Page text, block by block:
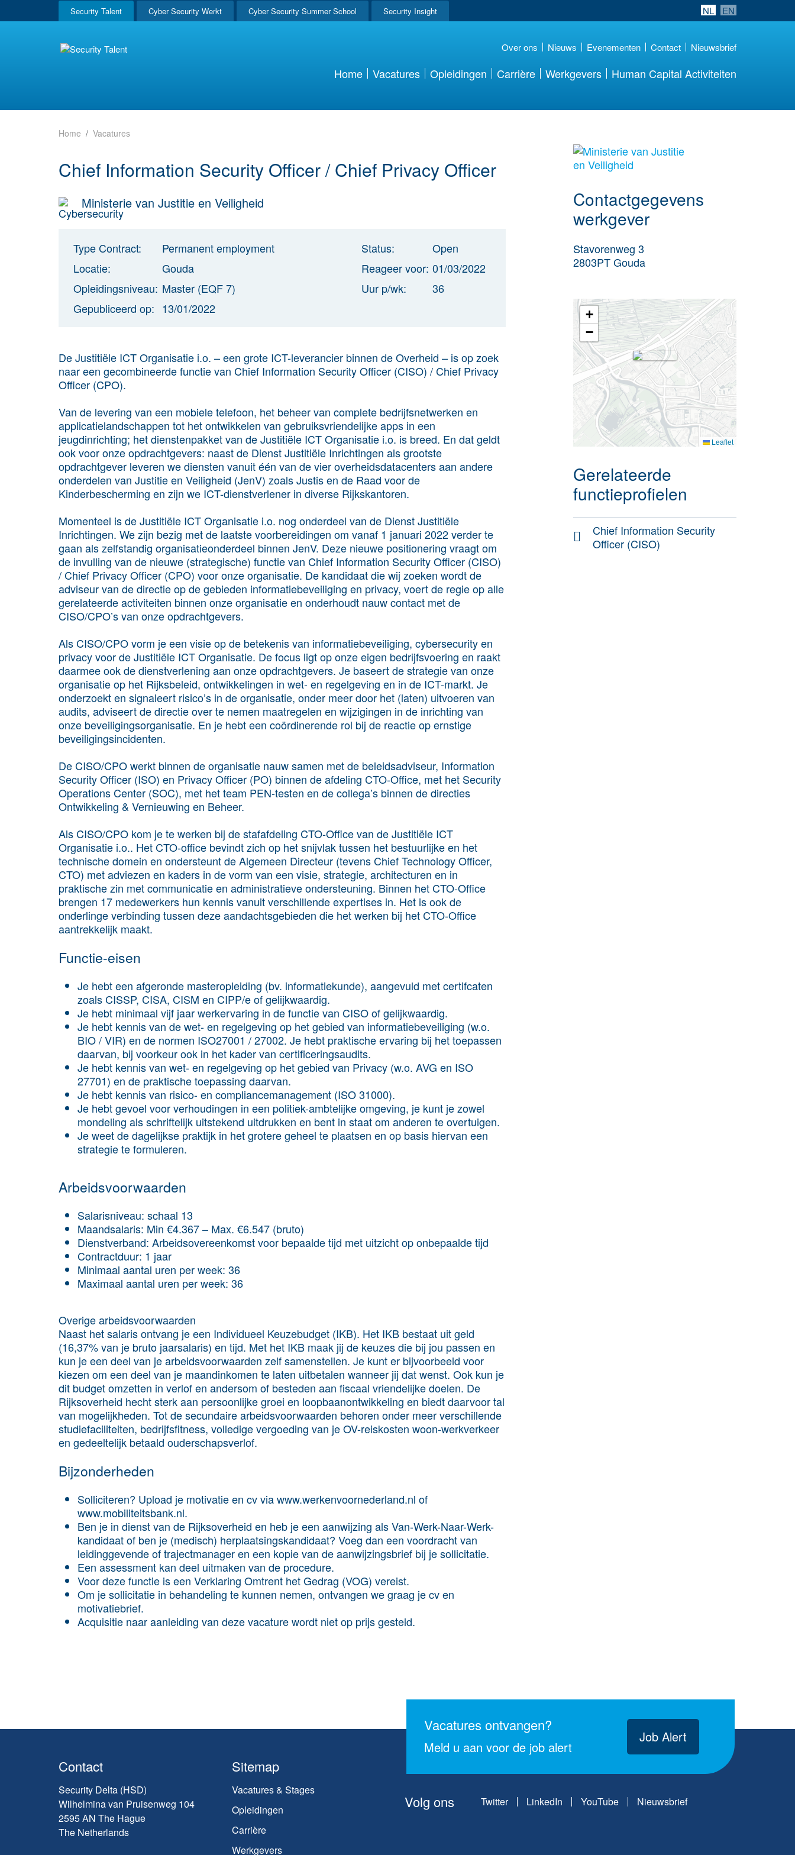
Security Talent Cyber Security Werkt Cyber Security Summer School Security Insight NL EN
Over ons Nieuws Evenementen Contact Nieuwsbrief
Home Vacatures Opleidingen Carrière Werkgevers Human Capital Activiteiten
Home Vacatures
Chief Information Security Officer / Chief Privacy Officer
Ministerie van Justitie en Veiligheid
Type Contract:
Permanent employment
Locatie:
Gouda
Opleidingsniveau: Master (EQF 7)
Gepubliceerd op: 13/01/2022
Status:
Open
Reageer voor: 01/03/2022
Uur p/wk:
36
De Justitiële ICT Organisatie i.o. – een grote ICT-leverancier binnen de Overheid – is op zoek
naar een gecombineerde functie van Chief Information Security Officer (CISO) / Chief Privacy
Officer (CPO).
Van de levering van een mobiele telefoon, het beheer van complete bedrijfsnetwerken en
applicatielandschappen tot het ontwikkelen van gebruiksvriendelijke apps in een
jeugdinrichting; het dienstenpakket van de Justitiële ICT Organisatie i.o. is breed. En dat geldt
ook voor onze opdrachtgevers: naast de Dienst Justitiële Inrichtingen als grootste
opdrachtgever leveren we diensten vanuit één van de vier overheidsdatacenters aan andere
onderdelen van Justitie en Veiligheid (JenV) zoals Justis en de Raad voor de
Kinderbescherming en zijn we ICT-dienstverlener in diverse Rijkskantoren.
Momenteel is de Justitiële ICT Organisatie i.o. nog onderdeel van de Dienst Justitiële
Inrichtingen. We zijn bezig met de laatste voorbereidingen om vanaf 1 januari 2022 verder te
gaan als zelfstandig organisatieonderdeel binnen JenV. Deze nieuwe positionering vraagt om
de invulling van de nieuwe (strategische) functie van Chief Information Security Officer (CISO)
/ Chief Privacy Officer (CPO) voor onze organisatie. De kandidaat die wij zoeken wordt de
adviseur van de directie op de gebieden informatiebeveiliging en privacy, voert de regie op alle
gerelateerde activiteiten binnen onze organisatie en onderhoudt nauw contact met de
CISO/CPO’s van onze opdrachtgevers.
Als CISO/CPO vorm je een visie op de betekenis van informatiebeveiliging, cybersecurity en
privacy voor de Justitiële ICT Organisatie. De focus ligt op onze eigen bedrijfsvoering en raakt
daarmee ook de dienstverlening aan onze opdrachtgevers. Je baseert de strategie van onze
organisatie op het Rijksbeleid, ontwikkelingen in wet- en regelgeving en in de ICT-markt. Je
onderzoekt en signaleert risico’s in de organisatie, onder meer door het (laten) uitvoeren van
audits, adviseert de directie over te nemen maatregelen en wijzigingen in de inrichting van
onze beveiligingsorganisatie. En je hebt een coördinerende rol bij de reactie op ernstige
beveiligingsincidenten.
De CISO/CPO werkt binnen de organisatie nauw samen met de beleidsadviseur, Information
Security Officer (ISO) en Privacy Officer (PO) binnen de afdeling CTO-Office, met het Security
Operations Center (SOC), met het team PEN-testen en de collega’s binnen de directies
Ontwikkeling & Vernieuwing en Beheer.
Als CISO/CPO kom je te werken bij de stafafdeling CTO-Office van de Justitiële ICT
Organisatie i.o.. Het CTO-office bevindt zich op het snijvlak tussen het bestuurlijke en het
technische domein en ondersteunt de Algemeen Directeur (tevens Chief Technology Officer,
CTO) met adviezen en kaders in de vorm van een visie, strategie, architecturen en in
praktische zin met communicatie en administratieve ondersteuning. Binnen het CTO-Office
brengen 17 medewerkers hun kennis vanuit verschillende expertises in. Het is ook de
onderlinge verbinding tussen deze aandachtsgebieden die het werken bij het CTO-Office
aantrekkelijk maakt.
Functie-eisen
Je hebt een afgeronde masteropleiding (bv. informatiekunde), aangevuld met certifcaten
zoals CISSP, CISA, CISM en CIPP/e of gelijkwaardig.
Je hebt minimaal vijf jaar werkervaring in de functie van CISO of gelijkwaardig.
Je hebt kennis van de wet- en regelgeving op het gebied van informatiebeveiliging (w.o.
BIO / VIR) en de normen ISO27001 / 27002. Je hebt praktische ervaring bij het toepassen
daarvan, bij voorkeur ook in het kader van certificeringsaudits.
Je hebt kennis van wet- en regelgeving op het gebied van Privacy (w.o. AVG en ISO
27701) en de praktische toepassing daarvan.
Je hebt kennis van risico- en compliancemanagement (ISO 31000).
Je hebt gevoel voor verhoudingen in een politiek-ambtelijke omgeving, je kunt je zowel
mondeling als schriftelijk uitstekend uitdrukken en bent in staat om anderen te overtuigen.
Je weet de dagelijkse praktijk in het grotere geheel te plaatsen en op basis hiervan een
strategie te formuleren.
Arbeids­voorwaarden
Salaris­niveau: schaal 13
Maand­salaris: Min €4.367 – Max. €6.547 (bruto)
Dienst­verband: Arbeidsovereenkomst voor bepaalde tijd met uitzicht op onbepaalde tijd
Contract­duur: 1 jaar
Minimaal aantal uren per week: 36
Maximaal aantal uren per week: 36
Overige arbeids­voorwaarden
Naast het salaris ontvang je een Individueel Keuzebudget (IKB). Het IKB bestaat uit geld
(16,37% van je bruto jaarsalaris) en tijd. Met het IKB maak jij de keuzes die bij jou passen en
kun je een deel van je arbeidsvoorwaarden zelf samenstellen. Je kunt er bijvoorbeeld voor
kiezen om een deel van je maandinkomen te laten uitbetalen wanneer jij dat wenst. Ook kun je
dit budget omzetten in verlof en andersom of besteden aan fiscaal vriendelijke doelen. De
Rijksoverheid hecht sterk aan persoonlijke groei en loopbaanontwikkeling en biedt daarvoor tal
van mogelijkheden. Tot de secundaire arbeidsvoorwaarden behoren onder meer verschillende
studiefaciliteiten, bedrijfsfitness, volledige vergoeding van je OV-reiskosten woon-werkverkeer
en gedeeltelijk betaald ouderschapsverlof.
Bijzonderheden
Solliciteren? Upload je motivatie en cv via www.werkenvoornederland.nl of
www.mobiliteitsbank.nl.
Ben je in dienst van de Rijksoverheid en heb je een aanwijzing als Van-Werk-Naar-Werk-
kandidaat of ben je (medisch) herplaatsingskandidaat? Voeg dan een voordracht van
leidinggevende of trajectmanager en een kopie van de aanwijzingsbrief bij je sollicitatie.
Een assessment kan deel uitmaken van de procedure.
Voor deze functie is een Verklaring Omtrent het Gedrag (VOG) vereist.
Om je sollicitatie in behandeling te kunnen nemen, ontvangen we graag je cv en
motivatiebrief.
Acquisitie naar aanleiding van deze vacature wordt niet op prijs gesteld.
Meer werkgever
details
Contactgegevens
werkgever
Stavorenweg 3
2803PTGouda
+
−
Leaflet
Gerelateerde
functieprofielen
Chief Information Security
Officer (CISO)
Vacatures ontvangen?
Meld u aan voor de job alert
Job Alert
Contact
Security Delta (HSD)
Wilhelmina van Pruisenweg 104
2595 AN The Hague
The Netherlands
Sitemap
Vacatures & Stages
Opleidingen
Carrière
Werkgevers
Volg ons Twitter LinkedIn YouTube Nieuwsbrief